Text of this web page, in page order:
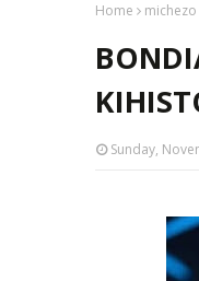
Home michezo
Sunday,